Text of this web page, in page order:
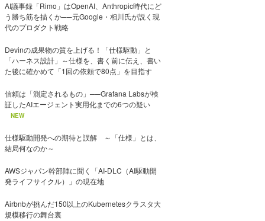
AI議事録「Rimo」はOpenAI、Anthropic時代にど
う勝ち筋を描くか──元Google・相川氏が説く現
代のプロダクト戦略
Devinの成果物の質を上げる！「仕様駆動」と
「ハーネス設計」～仕様を、書く前に伝え、書い
た後に確かめて「1回の依頼で80点」を目指す
信頼は「測定されるもの」──Grafana Labsが検
証したAIエージェント実用化までの6つの疑い
NEW
仕様駆動開発への期待と誤解 ～「仕様」とは、
結局何なのか～
AWSジャパン幹部陣に聞く「AI-DLC（AI駆動開
発ライフサイクル）」の現在地
Airbnbが挑んだ150以上のKubernetesクラスタ大
規模移行の舞台裏